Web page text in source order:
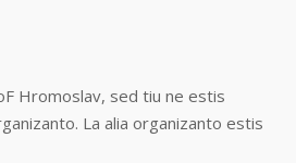
Hromoslav, sed tiu ne estis
La alia organizanto estis